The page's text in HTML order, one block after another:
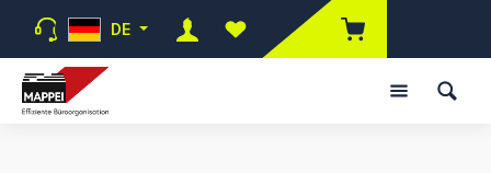
Zum Hauptinhalt springen
DE
Du hast 0 Produkte auf dem